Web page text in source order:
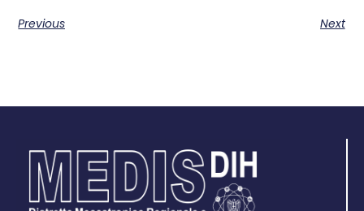
Previous Next